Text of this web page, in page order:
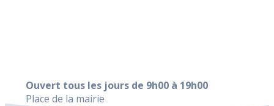
Ouvert tous les jours de 9h00 à 19h00
Place de la mairie